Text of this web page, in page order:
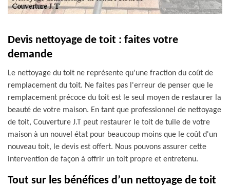
Devis nettoyage de toit : faites votre
demande
Le nettoyage du toit ne représente qu'une fraction du coût de
remplacement du toit. Ne faites pas l'erreur de penser que le
remplacement précoce du toit est le seul moyen de restaurer la
beauté de votre maison. En tant que professionnel de nettoyage
de toit, Couverture J.T peut restaurer le toit de tuile de votre
maison à un nouvel état pour beaucoup moins que le coût d'un
nouveau toit, le devis est offert. Nous pouvons assurer cette
intervention de façon à offrir un toit propre et entretenu.
Tout sur les bénéfices d’un nettoyage de toit